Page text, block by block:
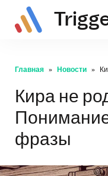
Главная Новости
Кира не
фразы